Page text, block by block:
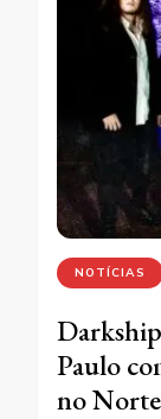
NOTÍCIAS
Paulo
no